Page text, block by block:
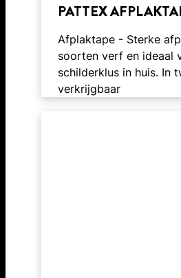
PATTEX
Afplaktape - Sterke
soorten verf en ideaal
schilderklus in huis. In
verkrijgbaar